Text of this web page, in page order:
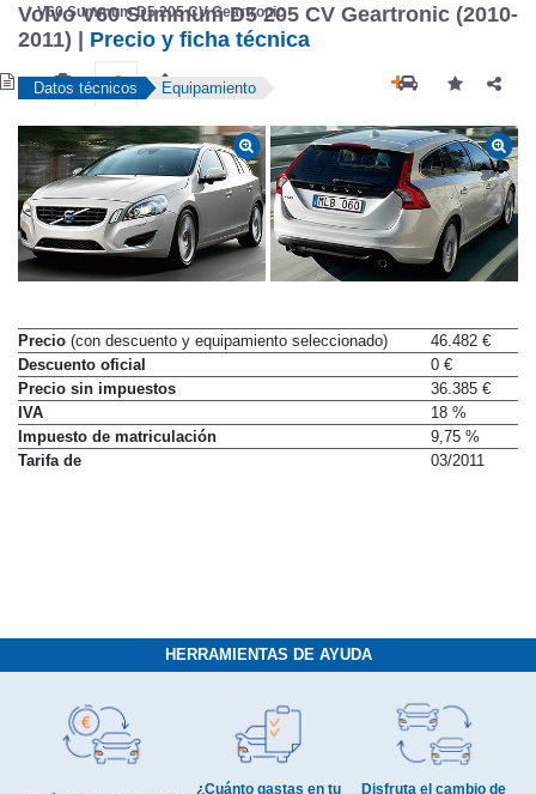
Inicio Marcas Volvo V60 2011 Estándar
Summum
V60 Summum D5 205 CV Geartronic
Volvo V60 Summum D5 205 CV Geartronic (2010-
2011) |
Precio y ficha técnica
Precio(con descuento y equipamiento seleccionado)
46.482 €
Descuento oficial
0 €
Precio sin impuestos
36.385 €
IVA
18 %
Impuesto de matriculación
9,75 %
HERRAMIENTAS DE AYUDA